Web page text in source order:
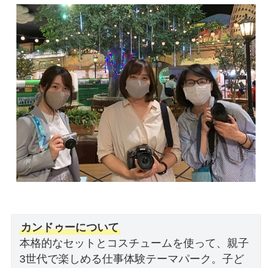
カンドゥーについて
本格的なセットとコスチュームを使って、親子
3世代で楽しめる仕事体験テーマパーク。子ど